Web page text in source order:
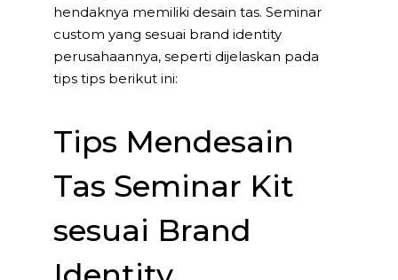
hendaknya memiliki desain tas. Seminar
custom yang sesuai brand identity
perusahaannya, seperti dijelaskan pada
tips tips berikut ini:
Tips Mendesain
Tas Seminar Kit
sesuai Brand